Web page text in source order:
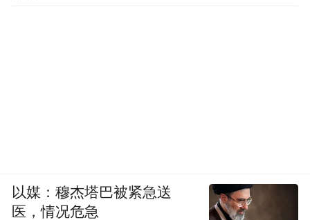
以媒：穆杰塔巴被紧急送
医，情况危急